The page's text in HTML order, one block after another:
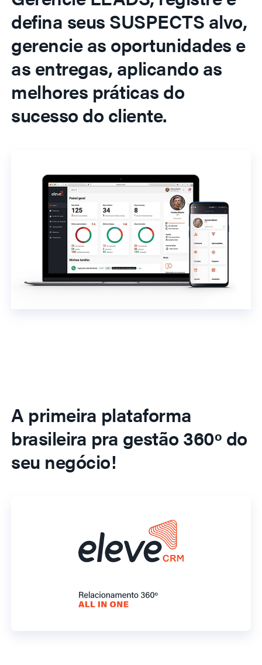
defina seus SUSPECTS alvo,
gerencie as oportunidades e
as entregas, aplicando as
melhores práticas do
sucesso do cliente.
A primeira plataforma
brasileira pra gestão 360º do
seu negócio!